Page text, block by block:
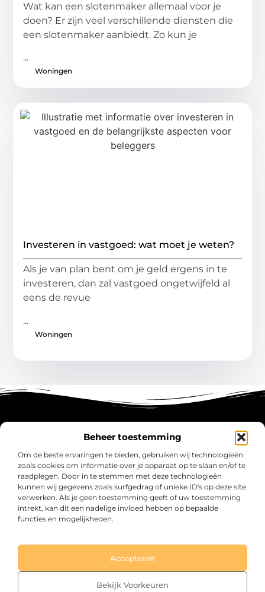
Beheer toestemming
Om de beste ervaringen te bieden, gebruiken wij technologieën
zoals cookies om informatie over je apparaat op te slaan en/of te
raadplegen. Door in te stemmen met deze technologieën
kunnen wij gegevens zoals surfgedrag of unieke ID's op deze site
verwerken. Als je geen toestemming geeft of uw toestemming
intrekt, kan dit een nadelige invloed hebben op bepaalde
functies en mogelijkheden.
Accepteren
Bekijk Voorkeuren
Wat kan een slotenmaker allemaal voor je
doen? Er zijn veel verschillende diensten die
een slotenmaker aanbiedt. Zo kun je
...
Woningen
Investeren in vastgoed: wat moet je weten?
Als je van plan bent om je geld ergens in te
investeren, dan zal vastgoed ongetwijfeld al
eens de revue
...
Woningen
intaro.nl – Jouw verzameling van inspirerende
Ontdek blogs en artikelen over alles wat het dagelijks leven boeiend
maakt.
@2025 All Right Reserved. Design by www.intaro.nl.